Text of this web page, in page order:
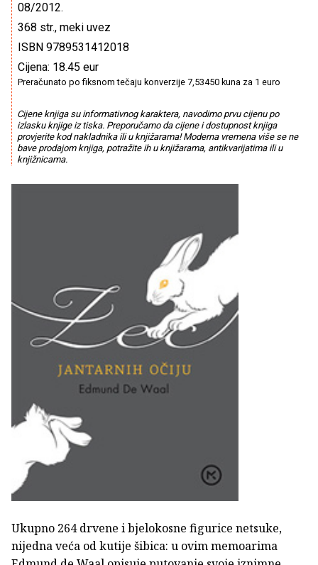
08/2012.
368 str., meki uvez
ISBN 9789531412018
Cijena: 18.45 eur
Preračunato po fiksnom tečaju konverzije 7,53450 kuna za 1 euro
Cijene knjiga su informativnog karaktera, navodimo prvu cijenu po
izlasku knjige iz tiska. Preporučamo da cijene i dostupnost knjiga
provjerite kod nakladnika ili u knjižarama! Moderna vremena više se ne
bave prodajom knjiga, potražite ih u knjižarama, antikvarijatima ili u
knjižnicama.
Ukupno 264 drvene i bjelokosne figurice netsuke,
nijedna veća od kutije šibica: u ovim memoarima